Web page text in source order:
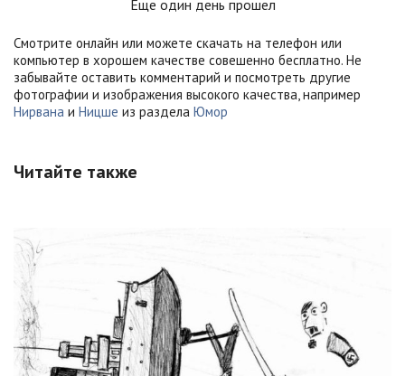
Еще один день прошел
Смотрите онлайн или можете скачать на телефон или
компьютер в хорошем качестве совешенно бесплатно. Не
забывайте оставить комментарий и посмотреть другие
фотографии и изображения высокого качества, например
Нирвана и Ницше из раздела Юмор
Читайте также